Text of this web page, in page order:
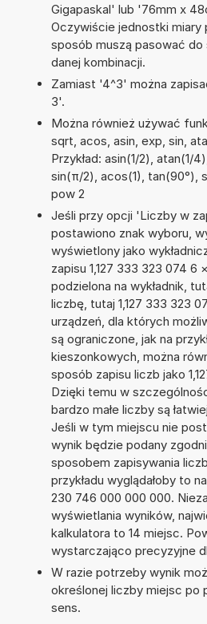
Gigapaskal' lub '76mm x
Oczywiście jednostki miary
sposób muszą pasować
danej kombinacji.
Zamiast '4^3' można
3'.
Można również używać
sqrt, acos, asin, exp, sin,
Przykład: asin(1/2), atan(1/
sin(π/2), acos(1), tan(90°),
pow 2
Jeśli przy opcji 'Liczby w
postawiono znak wyboru,
wyświetlony jako
zapisu 1,127 333 323 074 6 ×
podzielona na wykładnik,
liczbę, tutaj 1,127 333 323
urządzeń, dla których
są ograniczone, jak na
kieszonkowych, można
sposób zapisu liczb jako
Dzięki temu w
bardzo małe liczby są
Jeśli w tym miejscu nie
wynik będzie podany
sposobem zapisywania
przykładu wyglądałoby to
230 746 000 000 000.
wyświetlania wyników,
kalkulatora to 14 miejsc.
wystarczająco precyzyjne
W razie potrzeby wynik
określonej liczby miejsc po
sens.